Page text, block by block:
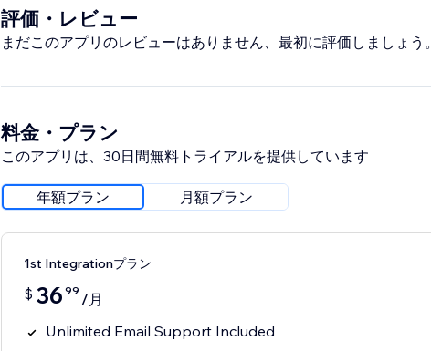
評価・レビュー
まだこのアプリのレビューはありません、最初に評価しましょう。
料金・プラン
このアプリは、30日間無料トライアルを提供しています
年額プラン 月額プラン
1st Integrationプラン
$ 36 99 /月
Unlimited Email Support Included